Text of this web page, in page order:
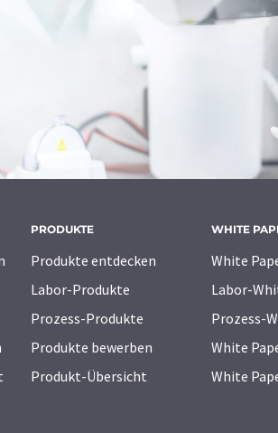
PRODUKTE
Produkte entdecken
Labor-Produkte
Prozess-Produkte
Produkte bewerben
Produkt-Übersicht
WHITE
White
Labor-
Prozess-
White
White